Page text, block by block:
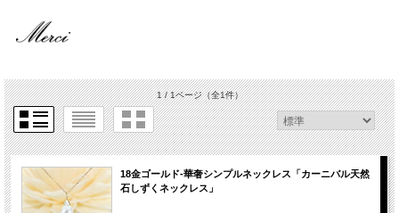
1 / 1ページ（全1件）
18金ゴールド-華奢シンプルネックレス「カーニバル天然
石しずくネックレス」